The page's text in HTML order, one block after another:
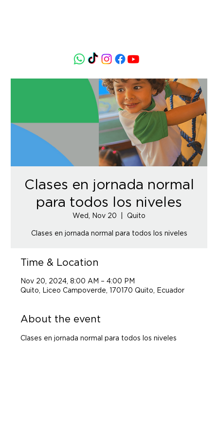
Clases en jornada normal
para todos los niveles
Wed, Nov 20 Quito
Clases en jornada normal para todos los niveles
Time & Location
Nov 20, 2024, 8:00 AM – 4:00 PM
Quito, Liceo Campoverde, 170170 Quito, Ecuador
About the event
Clases en jornada normal para todos los niveles